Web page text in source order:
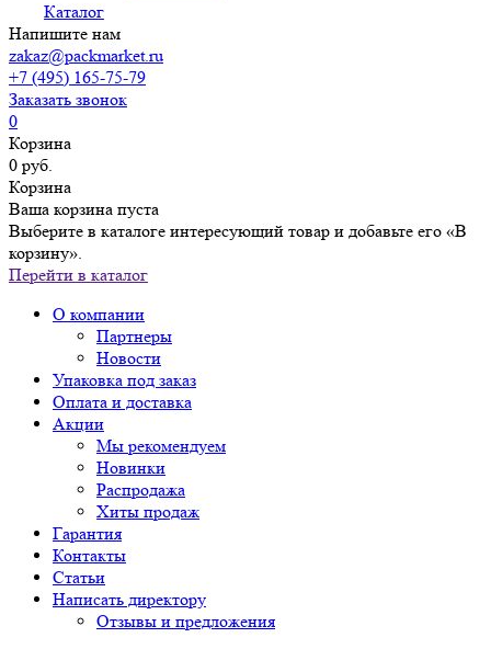
Каталог
Напишите нам
zakaz@packmarket.ru
+7 (495) 165-75-79
Заказать звонок
0
Корзина
0 руб.
Корзина
Ваша корзина пуста
Выберите в каталоге интересующий товар и добавьте его «В
корзину».
Перейти в каталог
О компании
Партнеры
Новости
Упаковка под заказ
Оплата и доставка
Акции
Мы рекомендуем
Новинки
Распродажа
Хиты продаж
Гарантия
Контакты
Статьи
Написать директору
Отзывы и предложения